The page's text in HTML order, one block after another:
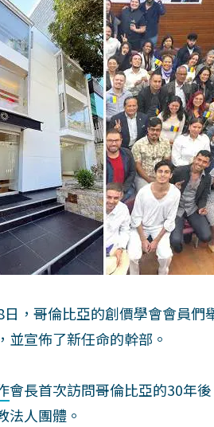
日，哥倫比亞的創價學會會員
並宣佈了新任命的幹部。
會長首次訪問哥倫比亞的30年
法人團體。